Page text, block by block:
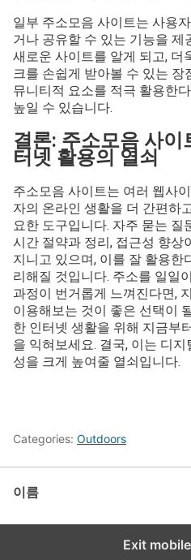
일부 주소모음 사이트는 사용
거나 공유할 수 있는 기능을 제
새로운 사이트를 알게 되고, 더
크를 손쉽게 받아볼 수 있는 장
뮤니티적 요소를 적극 활용한
높일 수 있습니다.
결론: 주소모음 사이
터넷 활용의 열쇠
주소모음 사이트는 여러 웹사
자의 온라인 생활을 더 간편하
요한 도구입니다. 자주 묻는 질
시간 절약과 정리, 접근성 향상
지니고 있으며, 이를 잘 활용한
리해질 것입니다. 주소를 일일
과정이 번거롭게 느껴진다면,
이용해보는 것이 좋은 선택이
한 인터넷 생활을 위해 지금부
을 익혀보세요. 결국, 이는 디
성을 크게 높여줄 열쇠입니다.
Categories: Outdoors
이름
Exit